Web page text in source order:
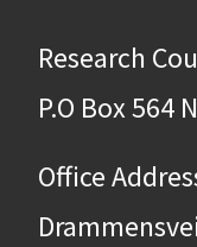
Research
P.O Box 564
Office